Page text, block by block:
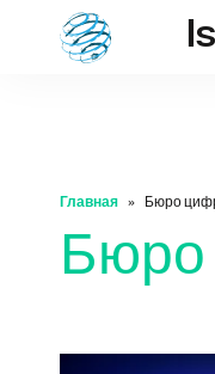
Главная Бюро
Бюро